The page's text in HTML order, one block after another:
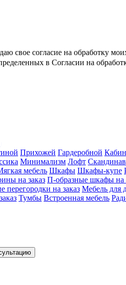
свое согласие на обработку
в Согласии на
Прихожей Гардеробной
Минимализм Лофт
мебель Шкафы Шкафы-купе
на заказ П-образные шкафы на
на заказ Мебель для
Тумбы Встроенная мебель